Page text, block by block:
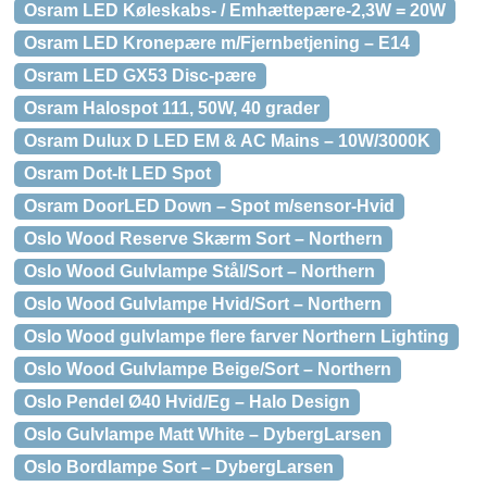
Osram LED Køleskabs- / Emhættepære-2,3W = 20W
Osram LED Kronepære m/Fjernbetjening – E14
Osram LED GX53 Disc-pære
Osram Halospot 111, 50W, 40 grader
Osram Dulux D LED EM & AC Mains – 10W/3000K
Osram Dot-It LED Spot
Osram DoorLED Down – Spot m/sensor-Hvid
Oslo Wood Reserve Skærm Sort – Northern
Oslo Wood Gulvlampe Stål/Sort – Northern
Oslo Wood Gulvlampe Hvid/Sort – Northern
Oslo Wood gulvlampe flere farver Northern Lighting
Oslo Wood Gulvlampe Beige/Sort – Northern
Oslo Pendel Ø40 Hvid/Eg – Halo Design
Oslo Gulvlampe Matt White – DybergLarsen
Oslo Bordlampe Sort – DybergLarsen